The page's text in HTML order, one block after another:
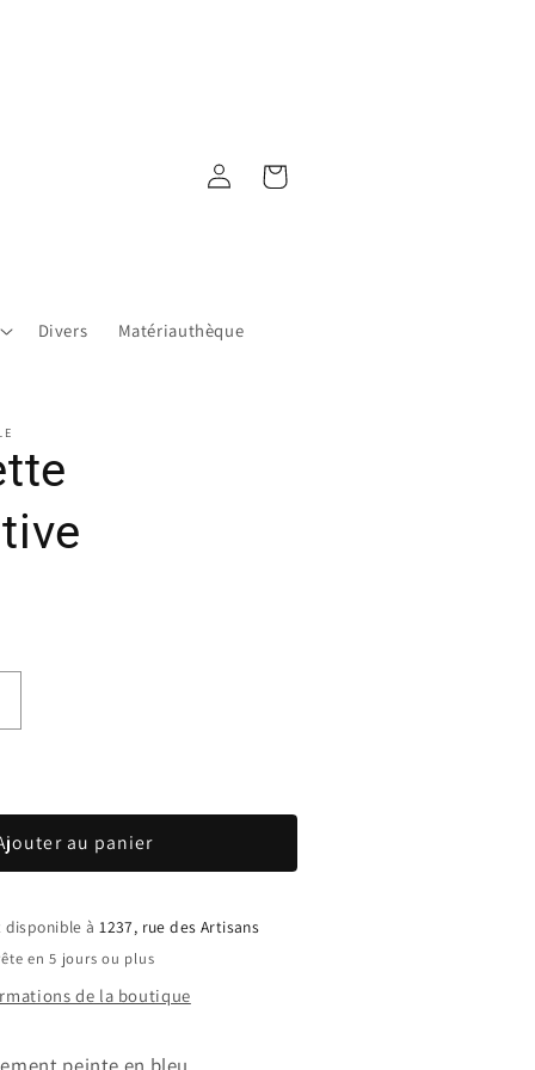
Divers Matériauthèque
Connexion Panier
au panier
disponible à1237, rue des Artisans
en 5 jours ou plus
de la boutique
peinte en bleu.